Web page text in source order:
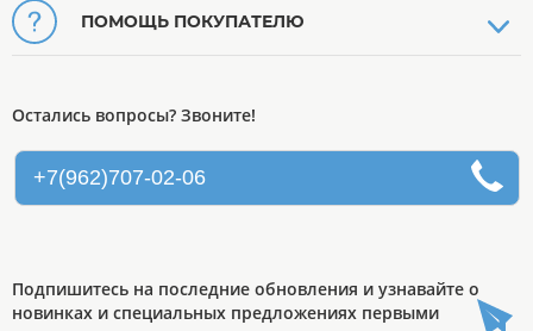
ПОМОЩЬ ПОКУПАТЕЛЮ
Остались вопросы? Звоните!
+7(962)707-02-06
Подпишитесь на последние обновления и узнавайте о
новинках и специальных предложениях первыми